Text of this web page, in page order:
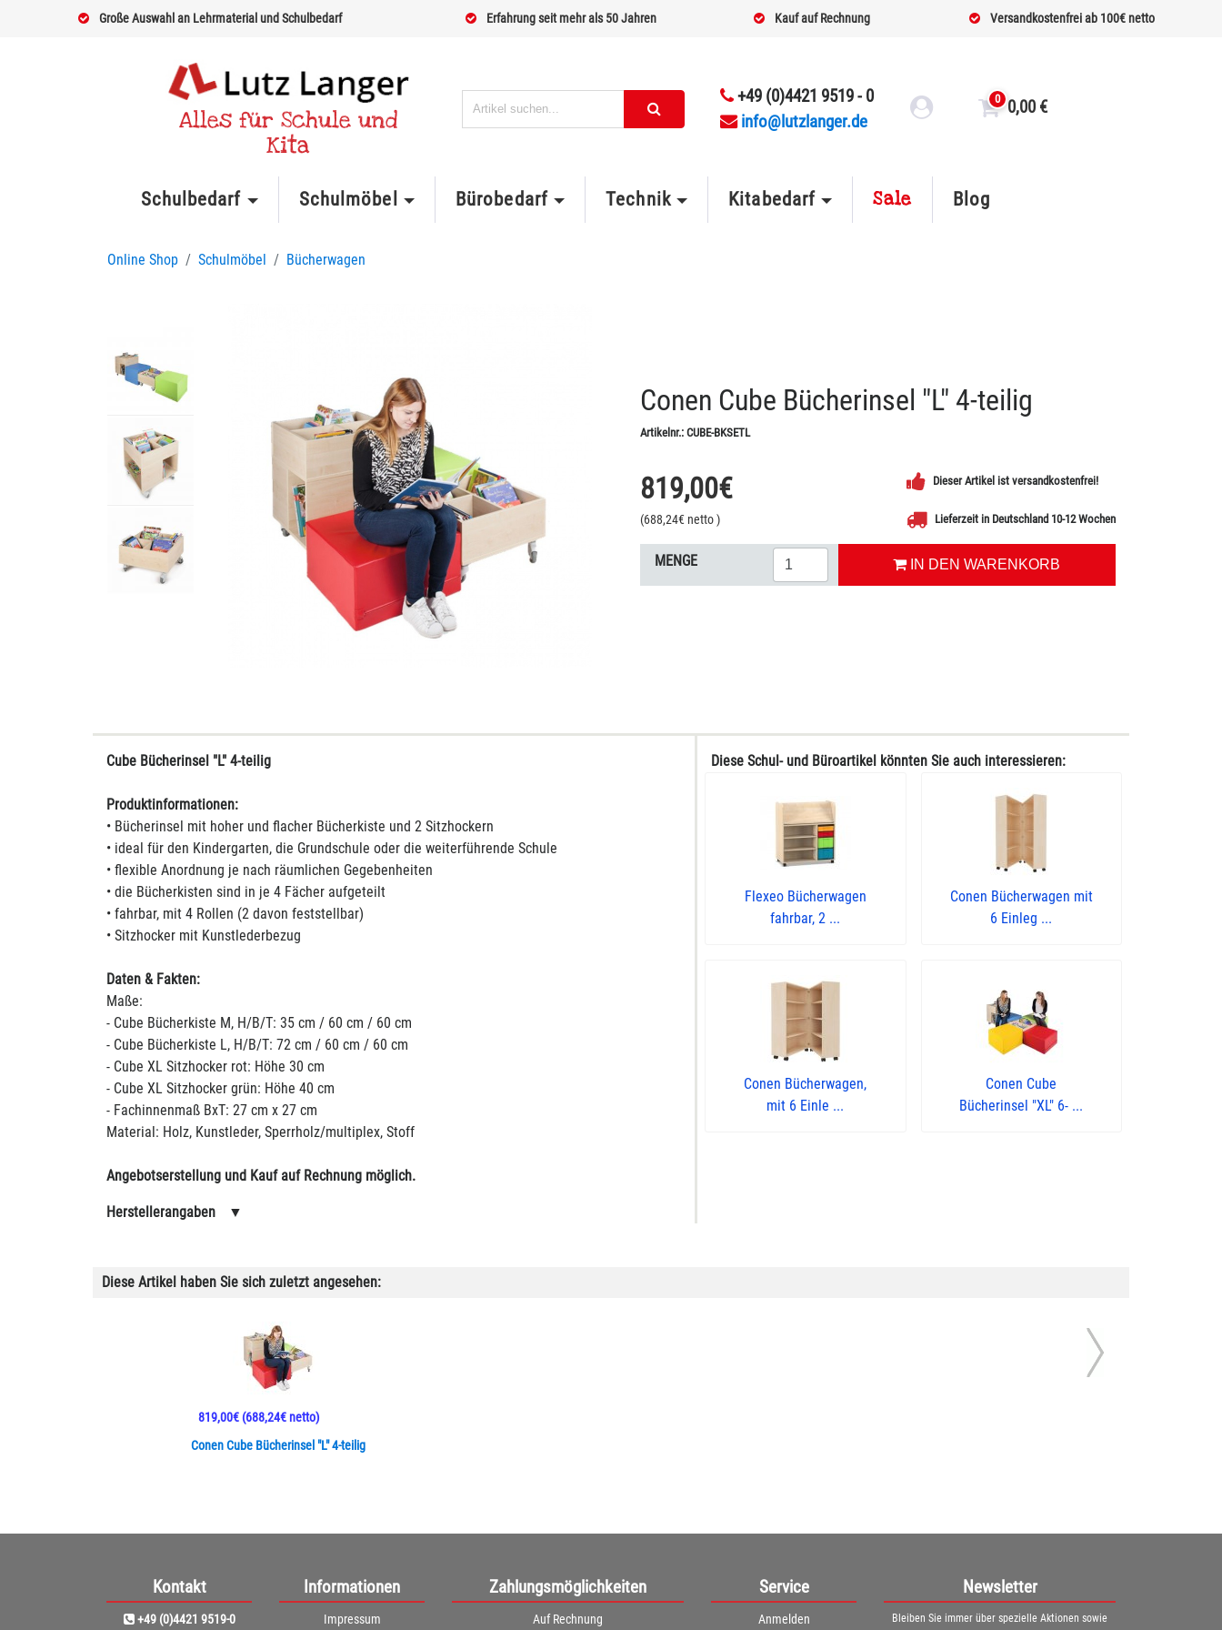
Große Auswahl an Lehrmaterial und Schulbedarf Erfahrung seit mehr als 50 Jahren Kauf auf Rechnung Versandkostenfrei ab 100€ netto
Alles für Schule und
Kita
+49 (0)4421 9519 - 0
info@lutzlanger.de
0 0,00 €
Schulbedarf Schulmöbel Bürobedarf Technik Kitabedarf Sale Blog
Online Shop Schulmöbel Bücherwagen
Conen Cube Bücherinsel "L" 4-teilig
Artikelnr.: CUBE-BKSETL
819,00€
(688,24€ netto)
Dieser Artikel ist versandkostenfrei!
Lieferzeit in Deutschland 10-12 Wochen
MENGE IN DEN WARENKORB
Cube Bücherinsel "L" 4-teilig
Produktinformationen:
• Bücherinsel mit hoher und flacher Bücherkiste und 2 Sitzhockern
• ideal für den Kindergarten, die Grundschule oder die weiterführende Schule
• flexible Anordnung je nach räumlichen Gegebenheiten
• die Bücherkisten sind in je 4 Fächer aufgeteilt
• fahrbar, mit 4 Rollen (2 davon feststellbar)
• Sitzhocker mit Kunstlederbezug
Daten & Fakten:
Maße:
- Cube Bücherkiste M, H/B/T: 35 cm / 60 cm / 60 cm
- Cube Bücherkiste L, H/B/T: 72 cm / 60 cm / 60 cm
- Cube XL Sitzhocker rot: Höhe 30 cm
- Cube XL Sitzhocker grün: Höhe 40 cm
- Fachinnenmaß BxT: 27 cm x 27 cm
Material: Holz, Kunstleder, Sperrholz/multiplex, Stoff
Angebotserstellung und Kauf auf Rechnung möglich.
Herstellerangaben ▼
Diese Schul- und Büroartikel könnten Sie auch interessieren:
Flexeo Bücherwagen
fahrbar, 2 ...
Conen Bücherwagen mit
6 Einleg ...
Conen Bücherwagen,
mit 6 Einle ...
Conen Cube
Bücherinsel "XL" 6- ...
Diese Artikel haben Sie sich zuletzt angesehen:
Conen Cube Bücherinsel "L" 4-teilig
819,00€(688,24€ netto)
Kontakt
+49 (0)4421 9519-0
Informationen
Impressum
Zahlungsmöglichkeiten
Auf Rechnung
Service
Anmelden
Newsletter
Bleiben Sie immer über spezielle Aktionen sowie